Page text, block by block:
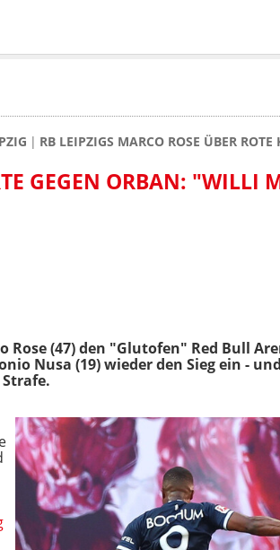
RB LEIPZIGS MARCO ROSE ÜBER
GEGEN ORBAN: "WILLI
(47) den "Glutofen" Red Bull
Nusa (19) wieder den Siegein -